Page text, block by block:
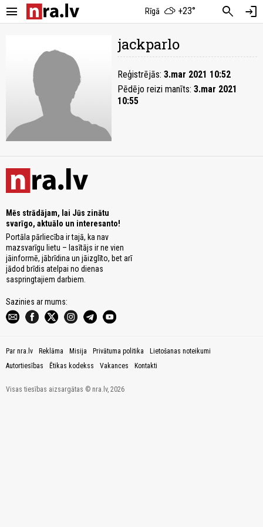
menu Rīgā +23° search login
jackparlo
Reģistrējās: 3.mar 2021 10:52
Pēdējo reizi manīts: 3.mar 2021
10:55
Mēs strādājam, lai Jūs zinātu
svarīgo, aktuālo un interesanto!
Portāla pārliecība ir tajā, ka nav
mazsvarīgu lietu – lasītājs ir ne vien
jāinformē, jābrīdina un jāizglīto, bet arī
jādod brīdis atelpai no dienas
saspringtajiem darbiem.
Sazinies ar mums:
Par nra.lv Reklāma Misija Privātuma politika
Lietošanas noteikumi
Autortiesības
Ētikas kodekss Vakances Kontakti
Visas tiesības aizsargātas © nra.lv, 2026